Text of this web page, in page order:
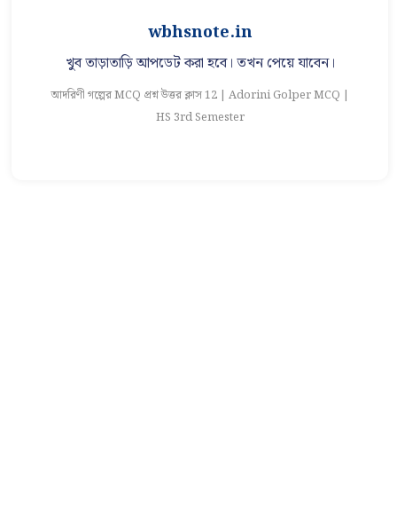
wbhsnote.in
খুব তাড়াতাড়ি আপডেট করা হবে। তখন পেয়ে যাবেন।
আদরিণী গল্পের MCQ প্রশ্ন উত্তর ক্লাস 12 | Adorini Golper MCQ |
HS 3rd Semester